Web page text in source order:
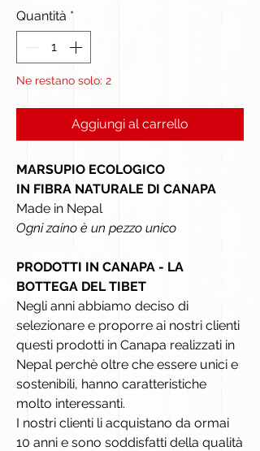
Quantità *
Ne restano solo: 2
Aggiungi al carrello
MARSUPIO ECOLOGICO
IN FIBRA NATURALE DI CANAPA
Made in Nepal
Ogni zaino è un pezzo unico
PRODOTTI IN CANAPA - LA
BOTTEGA DEL TIBET
Negli anni abbiamo deciso di
selezionare e proporre ai nostri clienti
questi prodotti in Canapa realizzati in
Nepal perchè oltre che essere unici e
sostenibili, hanno caratteristiche
molto interessanti.
I nostri clienti li acquistano da ormai
10 anni e sono soddisfatti della qualità